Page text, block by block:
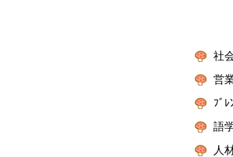
社
営
ﾌﾞﾚ
語
人